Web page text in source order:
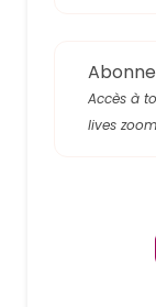
Accès à
lives zoom